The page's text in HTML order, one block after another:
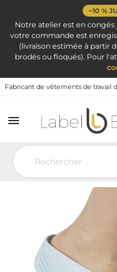
−10 %
Notre atelier est en congés
votre commande est
(livraison estimée à partir
brodés ou floqués). Pour
Fabricant de vêtements de travail

Vêtement de travail Blouse